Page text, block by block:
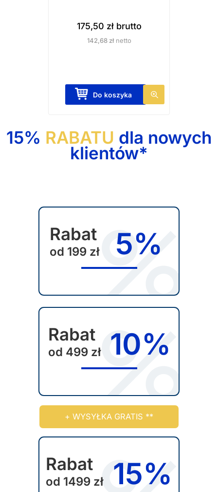
ć
n
i
e
o
d
k
t
175,50 złbrutto
142,68 złnetto
Do koszyka
15% RABATU dla nowych
klientów*
Rabat
od 199 zł 5%
Rabat
od 499 zł 10%
+ WYSYŁKA GRATIS **
Rabat
od 1499 zł 15%